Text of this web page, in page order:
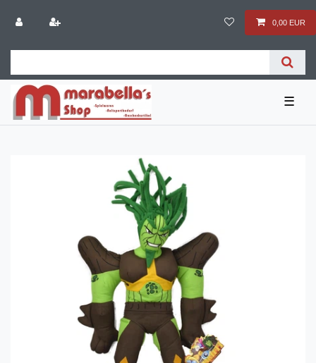
0,00 EUR
☰